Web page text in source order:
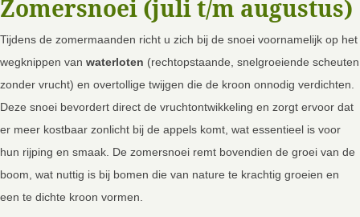
Zomersnoei (juli t/m augustus)
Tijdens de zomermaanden richt u zich bij de snoei voornamelijk op het
wegknippen van waterloten (rechtopstaande, snelgroeiende scheuten
zonder vrucht) en overtollige twijgen die de kroon onnodig verdichten.
Deze snoei bevordert direct de vruchtontwikkeling en zorgt ervoor dat
er meer kostbaar zonlicht bij de appels komt, wat essentieel is voor
hun rijping en smaak. De zomersnoei remt bovendien de groei van de
boom, wat nuttig is bij bomen die van nature te krachtig groeien en
een te dichte kroon vormen.